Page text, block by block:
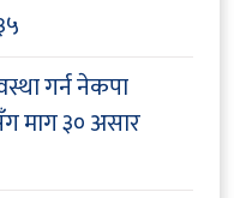
गर्न नेकपा
माग३० असार